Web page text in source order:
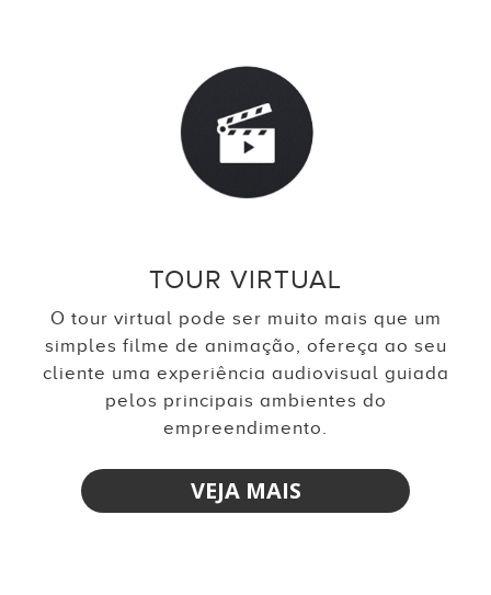
TOUR VIRTUAL
O tour virtual pode ser muito mais que um
simples filme de animação, ofereça ao seu
cliente uma experiência audiovisual guiada
pelos principais ambientes do
empreendimento.
VEJA MAIS